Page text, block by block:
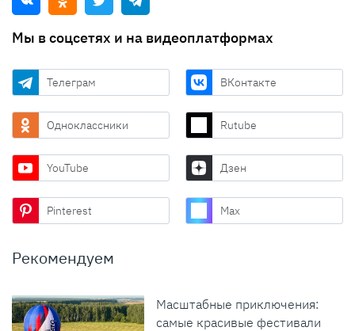
Мы в соцсетях и на видеоплатформах
Телеграм ВКонтакте
Одноклассники Rutube
YouTube Дзен
Pinterest Max
Рекомендуем
Масштабные приключения:
самые красивые фестивали